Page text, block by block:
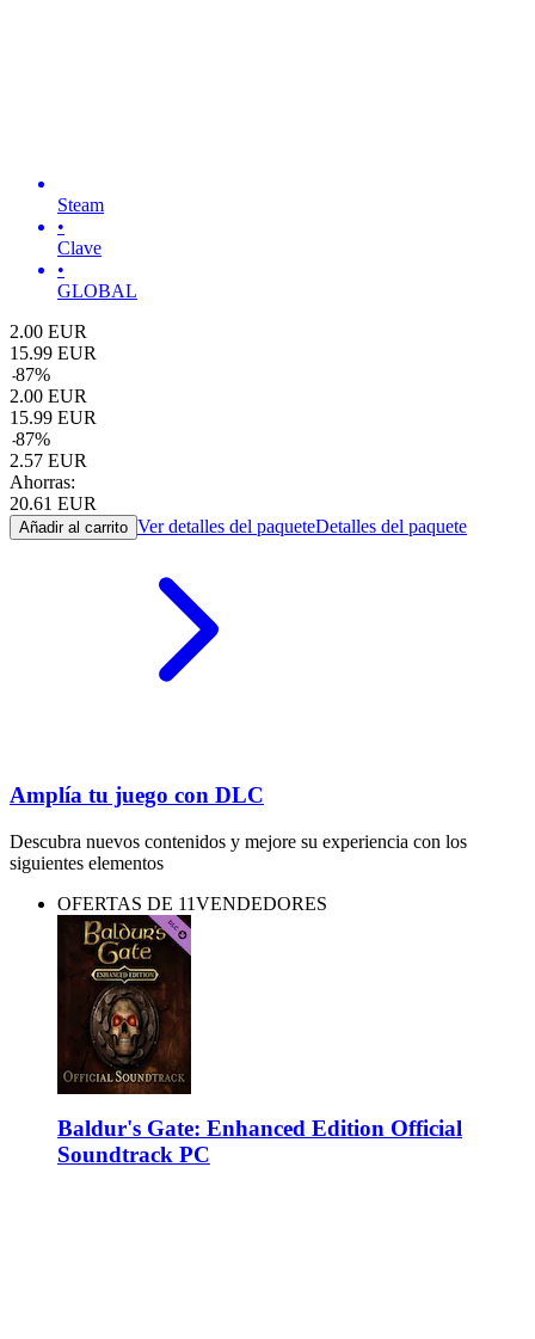
Steam
•
Clave
•
GLOBAL
2.00 EUR
15.99 EUR
-87%
2.00 EUR
15.99 EUR
-87%
2.57 EUR
Ahorras:
20.61 EUR
Añadir al carrito Ver detalles del paqueteDetalles del paquete
Amplía tu juego con DLC
Descubra nuevos contenidos y mejore su experiencia con los
siguientes elementos
OFERTAS DE 11VENDEDORES
Baldur's Gate: Enhanced Edition Official
Soundtrack PC